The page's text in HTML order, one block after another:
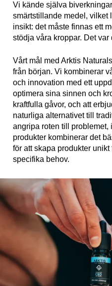
Vi kände själva
smärtstillande medel, vilket
insikt: det måste finnas ett
stödja våra kroppar. Det
Vårt mål med Arktis
från början. Vi kombinerar
och innovation med ett
optimera sina sinnen och
kraftfulla gåvor, och att
naturliga alternativet till
angripa roten till problemet,
produkter kombinerar det
för att skapa produkter
specifika behov.